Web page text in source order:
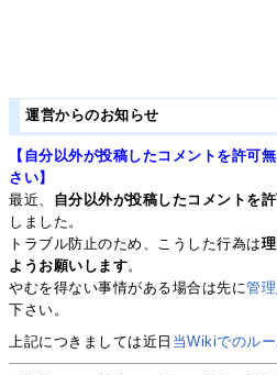
運営からのお知らせ
【自分以外が投稿したコメントを許可
さい】
最近、 自分以外が投稿したコメントを
しました。
トラブル防止のため、こうした行為は
ようお願いします。
やむを得ない事情がある場合は先に管
下さい。
上記につきましては近日 当Wikiでのル